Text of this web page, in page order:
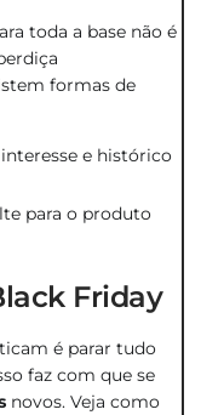
toda a base não é
formas de
e histórico
para o produto
Friday
é parar tudo
faz com que se
novos. Veja como